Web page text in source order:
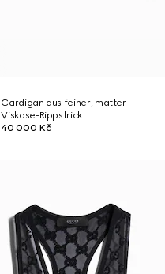
Cardigan aus feiner, matter
Viskose-Rippstrick
40 000 Kč